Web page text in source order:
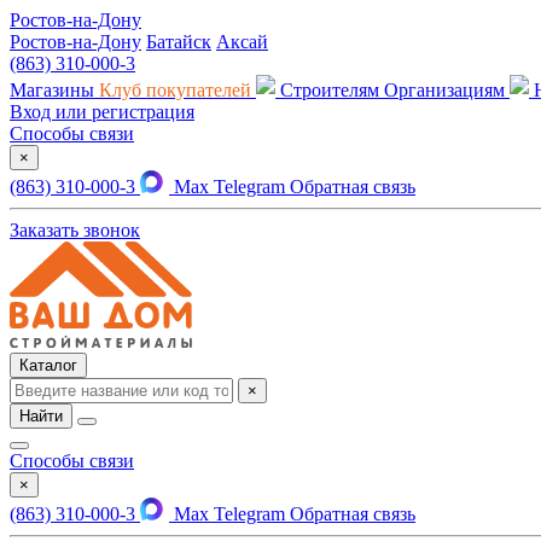
Ростов-на-Дону
Ростов-на-Дону Батайск Аксай
(863) 310-000-3
Магазины Клуб покупателей Строителям Организациям
Вход или регистрация
Способы связи
×
(863) 310-000-3 Max Telegram Обратная связь
Заказать звонок
Каталог
×
Найти
Способы связи
×
(863) 310-000-3 Max Telegram Обратная связь